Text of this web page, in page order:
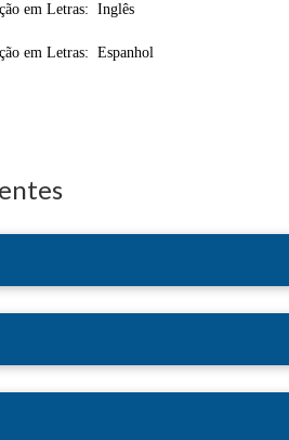
em Letras: Inglês
em Letras: Espanhol